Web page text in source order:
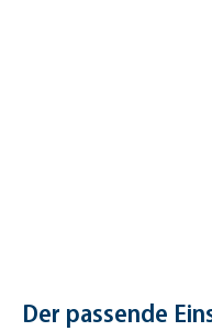
Der passende